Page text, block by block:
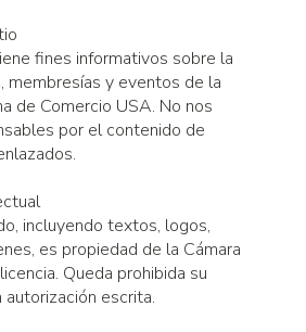
fines informativos sobre la
membresías y eventos de la
de Comercio USA. No nos
por el contenido de
incluyendo textos, logos,
es propiedad de la Cámara
Queda prohibida su
escrita.